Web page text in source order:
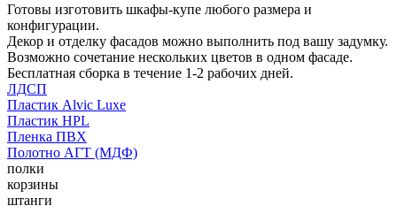
Готовы изготовить шкафы-купе любого размера и
конфигурации.
Декор и отделку фасадов можно выполнить под вашу задумку.
Возможно сочетание нескольких цветов в одном фасаде.
Бесплатная сборка в течение 1-2 рабочих дней.
ЛДСП
Пластик Alvic Luxe
Пластик HPL
Пленка ПВХ
Полотно АГТ (МДФ)
полки
корзины
штанги